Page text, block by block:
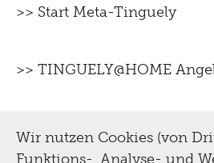
Optomat
Schauatelier
Tinguely Studies
Pressematerial
Inklusiv
>> Start Meta-Tinguely
>> TINGUELY@HOME
Wir nutzen Cookies (von
Funktions-, Analyse- und